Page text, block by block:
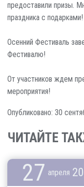
предоставили призы.
праздника с подарками!
Осенний Фестиваль
Фестивалю!
От участников ждем
мероприятия!
Опубликовано: 30
ЧИТАЙТЕ
27 апреля